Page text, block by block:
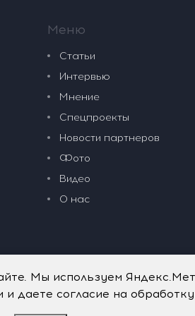
Меню
Статьи
Интервью
Мнение
Спецпроекты
Новости партнеров
Фото
Видео
О нас
Мы используем
и даете согласие на